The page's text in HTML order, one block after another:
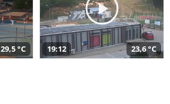
29,5 °C 19:12 23,6 °C